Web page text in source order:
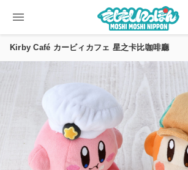
menu
Kirby Café カービィカフェ 星之卡比咖啡廳